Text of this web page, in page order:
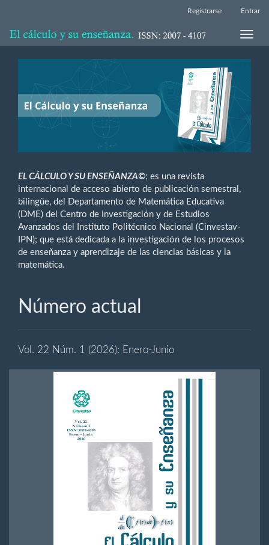
Contenido
Registrarse Entrar
Toggle
EL CÁLCULO Y SU ENSEÑANZA©; es una revista
internacional de acceso abierto de publicación semestral,
bilingüe, del Departamento de Matemática Educativa
(DME) del Centro de Investigación y de Estudios
Avanzados del Instituto Politécnico Nacional (Cinvestav-
IPN); que está dedicada a la investigación de los procesos
de enseñanza y aprendizaje de las ciencias básicas y la
matemática.
Número actual
Vol. 22 Núm. 1 (2026): Enero-Junio